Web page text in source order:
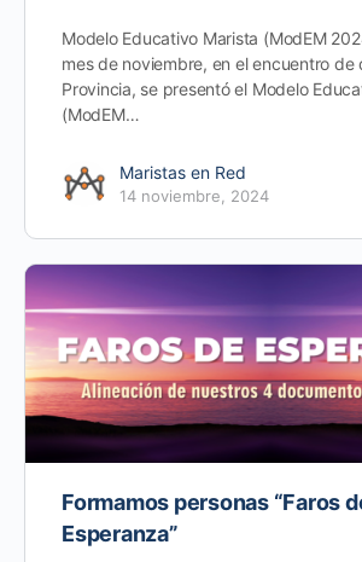
Modelo Educativo Marista (ModEM
mes de noviembre, en el encuentro de
Provincia, se presentó el Modelo
(ModEM…
Maristas en Red
14 noviembre, 2024
Formamos personas “Faros
Esperanza”